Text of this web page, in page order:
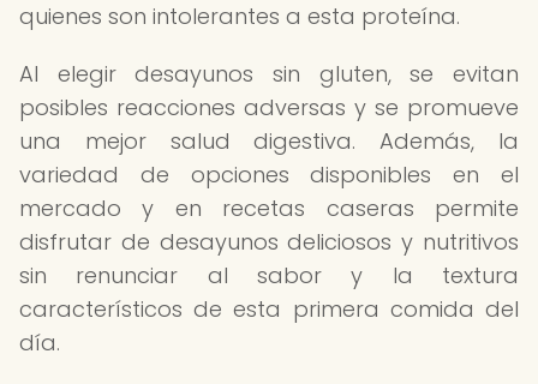
quienes son intolerantes a esta proteína.
Al elegir desayunos sin gluten, se evitan
posibles reacciones adversas y se promueve
una mejor salud digestiva. Además, la
variedad de opciones disponibles en el
mercado y en recetas caseras permite
disfrutar de desayunos deliciosos y nutritivos
sin renunciar al sabor y la textura
característicos de esta primera comida del
día.